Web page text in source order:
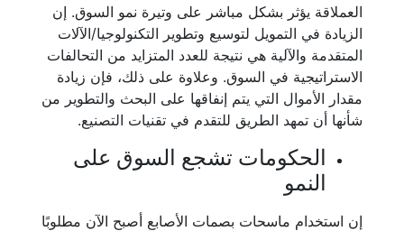
العملاقة يؤثر بشكل مباشر على وتيرة نمو السوق. إن
الزيادة في التمويل لتوسيع وتطوير التكنولوجيا/الآلات
المتقدمة والآلية هي نتيجة للعدد المتزايد من التحالفات
الاستراتيجية في السوق. وعلاوة على ذلك، فإن زيادة
مقدار الأموال التي يتم إنفاقها على البحث والتطوير من
شأنها أن تمهد الطريق للتقدم في تقنيات التصنيع.
الحكومات تشجع السوق على
النمو
إن استخدام ماسحات بصمات الأصابع أصبح الآن مطلوبًا